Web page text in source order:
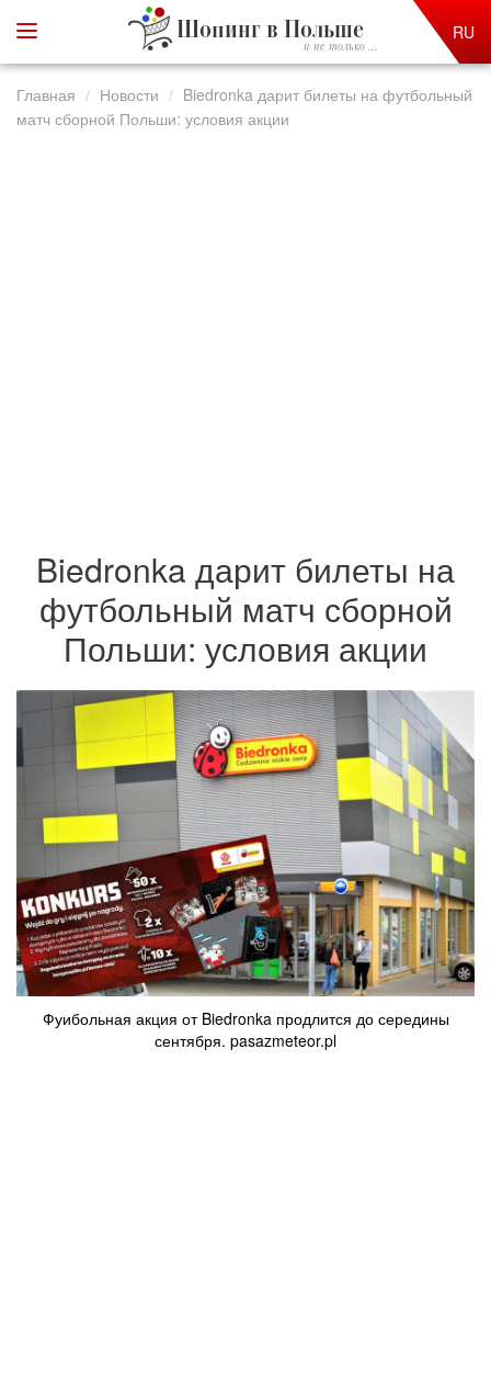
Шопинг в Польше
и не только ...
RU
Главная Новости
Biedronka дарит билеты на футбольный
матч сборной Польши: условия акции
Biedronka дарит билеты на
футбольный матч сборной
Польши: условия акции
Фуибольная акция от Biedronka продлится до середины
сентября. pasazmeteor.pl